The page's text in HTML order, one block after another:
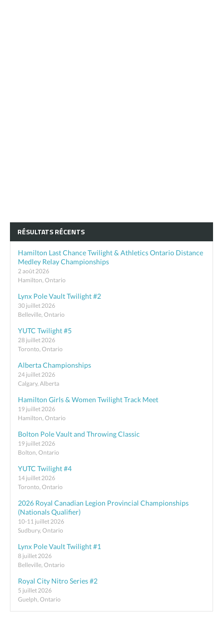
RÉSULTATS RÉCENTS
Hamilton Last Chance Twilight & Athletics Ontario Distance
Medley Relay Championships
2 août 2026
Hamilton, Ontario
Lynx Pole Vault Twilight #2
30 juillet 2026
Belleville, Ontario
YUTC Twilight #5
28 juillet 2026
Toronto, Ontario
Alberta Championships
24 juillet 2026
Calgary, Alberta
Hamilton Girls & Women Twilight Track Meet
19 juillet 2026
Hamilton, Ontario
Bolton Pole Vault and Throwing Classic
19 juillet 2026
Bolton, Ontario
YUTC Twilight #4
14 juillet 2026
Toronto, Ontario
2026 Royal Canadian Legion Provincial Championships
(Nationals Qualifier)
10-11 juillet 2026
Sudbury, Ontario
Lynx Pole Vault Twilight #1
8 juillet 2026
Belleville, Ontario
Royal City Nitro Series #2
5 juillet 2026
Guelph, Ontario